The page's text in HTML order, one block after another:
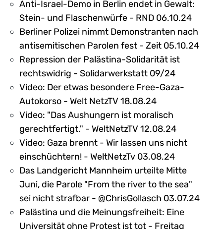
Anti-Israel-Demo in Berlin endet in Gewalt:
Stein- und Flaschenwürfe - RND 06.10.24
Berliner Polizei nimmt Demonstranten nach
antisemitischen Parolen fest - Zeit 05.10.24
Repression der Palästina-Solidarität ist
rechtswidrig - Solidarwerkstatt 09/24
Video: Der etwas besondere Free-Gaza-
Autokorso - Welt NetzTV 18.08.24
Video: "Das Aushungern ist moralisch
gerechtfertigt." - WeltNetzTV 12.08.24
Video: Gaza brennt - Wir lassen uns nicht
einschüchtern! - WeltNetzTv 03.08.24
Das Landgericht Mannheim urteilte Mitte
Juni, die Parole "From the river to the sea"
sei nicht strafbar - @ChrisGollasch 03.07.24
Palästina und die Meinungsfreiheit: Eine
Universität ohne Protest ist tot - Freitag